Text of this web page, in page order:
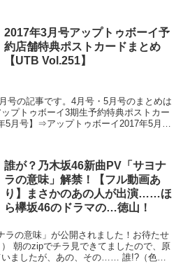
2017年3月号アップトゥボーイ予
約店舗特典ポストカードまとめ
【UTB Vol.251】
号の記事です。4月号・5月号のまとめは
プトゥボーイ3期生予約特典ポストカー
5月号】⇒アップトゥボーイ2017年5月号
誰が？乃木坂46新曲PV「サヨナ
ラの意味」解禁！【フル動画あ
り】まさかのあの人が出演……ほ
ら欅坂46のドラマの…徳山！
ラの意味」が公開されました！お待たせ
朝のzipでチラ見できてましたので、原
ましたが、あの、その…… 誰!?（色ん